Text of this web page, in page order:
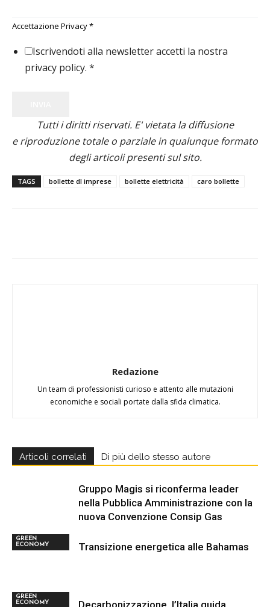
Accettazione Privacy*
Iscrivendoti alla newsletter accetti la nostra
privacy policy. *
Tutti i diritti riservati. E' vietata la diffusione
e riproduzione totale o parziale in qualunque formato
degli articoli presenti sul sito.
TAGS bollette dl imprese bollette elettricità caro bollette
Redazione
Un team di professionisti curioso e attento alle mutazioni
economiche e sociali portate dalla sfida climatica.
Articoli correlati Di più dello stesso autore
GREEN
ECONOMY
Gruppo Magis si riconferma leader
nella Pubblica Amministrazione con la
nuova Convenzione Consip Gas
GREEN
ECONOMY
Transizione energetica alle Bahamas
Decarbonizzazione, l’Italia guida